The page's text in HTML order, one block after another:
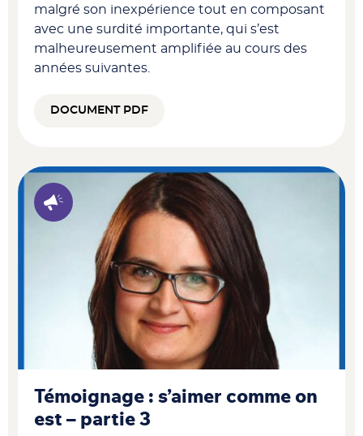
malgré son inexpérience tout en composant
avec une surdité importante, qui s’est
malheureusement amplifiée au cours des
années suivantes.
DOCUMENT PDF
Témoignage : s’aimer comme on
est – partie 3